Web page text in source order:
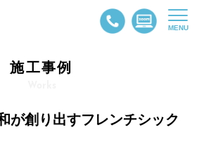
MENU
施工事例
が創り出すフレンチシック